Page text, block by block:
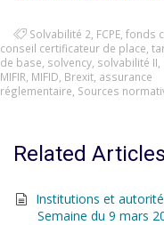
Solvabilité 2 FCPE fonds
conseil certificateur de place
de base solvency solvabilité II
MIFIR MIFID Brexit assurance
réglementaire Sources
Related Articles
Institutions et
Semaine du 9 mars